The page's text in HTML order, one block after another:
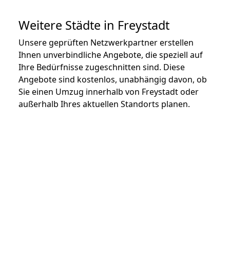
Weitere Städte in Freystadt
Unsere geprüften Netzwerkpartner erstellen
Ihnen unverbindliche Angebote, die speziell auf
Ihre Bedürfnisse zugeschnitten sind. Diese
Angebote sind kostenlos, unabhängig davon, ob
Sie einen Umzug innerhalb von Freystadt oder
außerhalb Ihres aktuellen Standorts planen.